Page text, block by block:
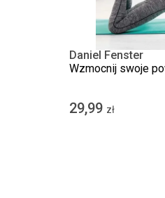
Daniel Fenster
Wzmocnij swoje
29,99 zł